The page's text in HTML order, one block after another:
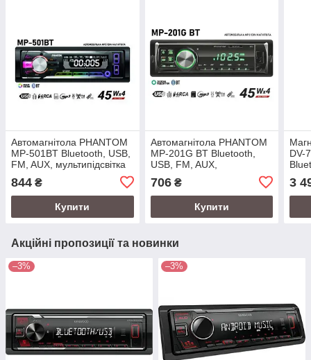
Автомагнітола PHANTOM
MP-501BT Bluetooth, USB,
FM, AUX, мультипідсвітка
844 ₴
Купити
Автомагнітола PHANTOM
MP-201G BT Bluetooth,
USB, FM, AUX,
706₴
Купити
DV-
3
Акційні пропозиції та новинки
–3% –3%